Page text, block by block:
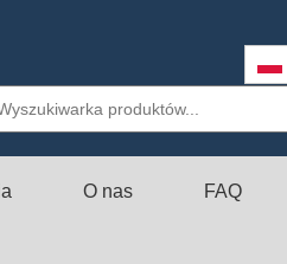
O nas FAQ